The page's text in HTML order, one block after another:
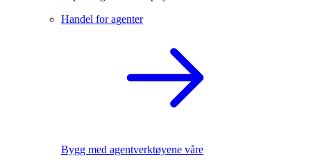
Handel for agenter
Bygg med agentverktøyene våre